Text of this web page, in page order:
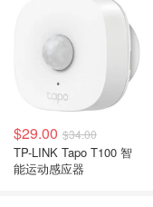
$29.00 $34.00
TP-LINK Tapo T100 智
能运动感应器